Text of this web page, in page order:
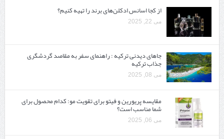
از کجا اسانس ادکلن‌های برند را تهیه کنیم؟
می 22, 2025
جاهای دیدنی ترکیه : راهنمای سفر به مقاصد گردشگری
جذاب ترکیه
می 08, 2025
مقایسه پریورین و فیتو برای تقویت مو: کدام محصول برای
شما مناسب است؟
می 06, 2025